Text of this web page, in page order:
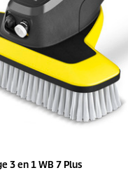
3 en 1 WB 7 Plus